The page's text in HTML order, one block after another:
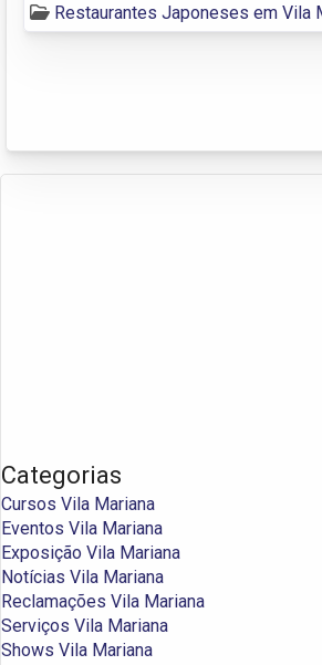
Restaurantes Japoneses em Vila
Categorias
Cursos Vila Mariana
Eventos Vila Mariana
Exposição Vila Mariana
Notícias Vila Mariana
Reclamações Vila Mariana
Serviços Vila Mariana
Shows Vila Mariana